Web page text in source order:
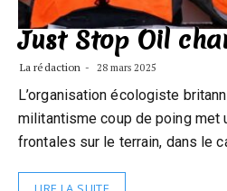
Just Stop Oil
La rédaction 28 mars 2025
L’organisation écologiste
militantisme coup de poing met
frontales sur le terrain, dans le